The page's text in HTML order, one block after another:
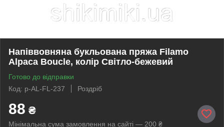
Напіввовняна букльована пряжа Filamo
Alpaca Boucle, колір Світло-бежевий
Готово до відправки
Код: p-AL-FL-237
Роздріб
88 ₴
Мінімальна сума замовлення на сайті — 200 ₴